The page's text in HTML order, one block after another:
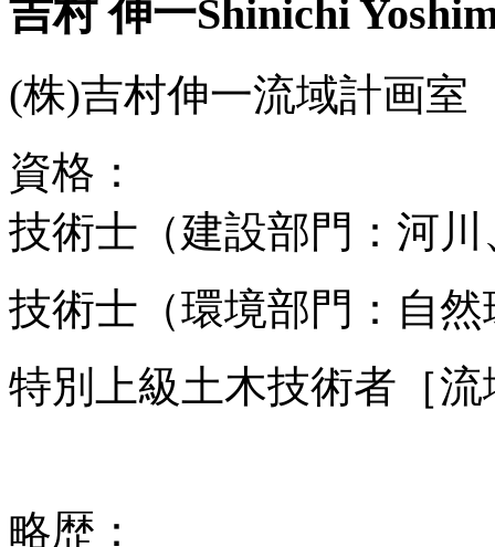
吉村 伸一Shinichi
(株)吉村伸一流域計画室
資格：
技術士（建設部門：河
技術士（環境部門：自
特別上級土木技術者［
略歴：